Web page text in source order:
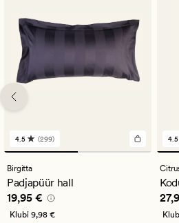
299
arvustust
keskmise
hinnanguga
4.5
4.5 (299)
Birgitta
Padjapüür hall
Pris_ee 19,95 €
19,95 €
Klubi 9,98 €
5
4.5